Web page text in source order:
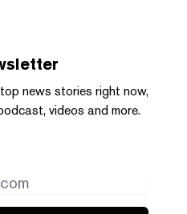
news stories right now,
videos and more.